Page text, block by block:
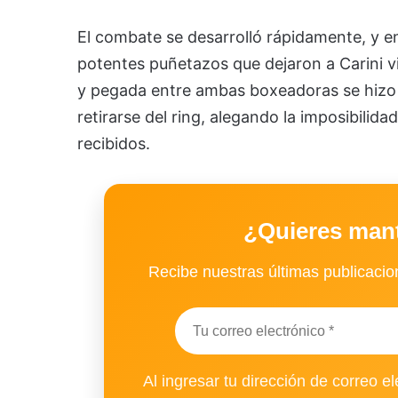
El combate se desarrolló rápidamente, y
potentes puñetazos que dejaron a Carini
y pegada entre ambas boxeadoras se
retirarse del ring, alegando la
recibidos.
¿Quieres
Recibe nuestras últimas
Al ingresar tu dirección de correo